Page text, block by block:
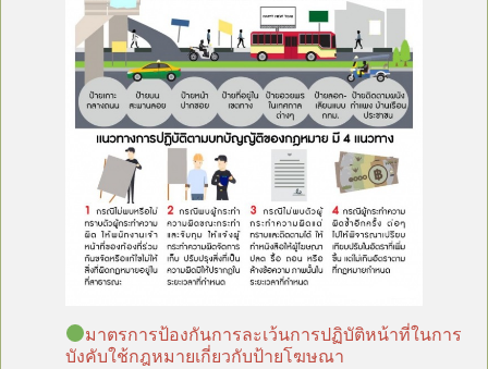
ศูนย์บริการร่วม (Oss)
แบบประเมินความพึงพอใจ
กระดานถาม-ตอบ
มาตรการป้องกันการละเว้นการปฏิบัติหน้าที่ในการ
บังคับใช้กฎหมายเกี่ยวกับป้ายโฆษณา